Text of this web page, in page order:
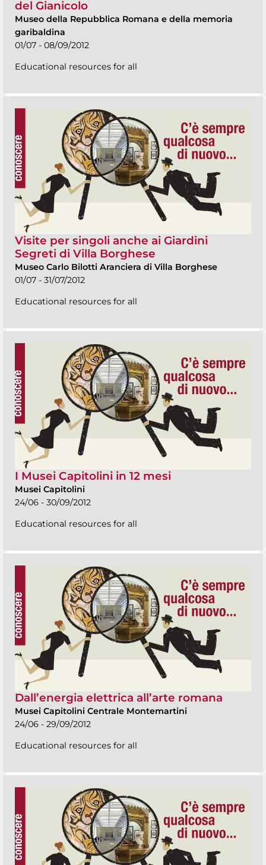
del Gianicolo
Museo della Repubblica Romana e della memoria
garibaldina
01/07 - 08/09/2012
Educational resources for all
Visite per singoli anche ai Giardini
Segreti di Villa Borghese
Museo Carlo Bilotti Aranciera di Villa Borghese
01/07 - 31/07/2012
Educational resources for all
I Musei Capitolini in 12 mesi
Musei Capitolini
24/06 - 30/09/2012
Educational resources for all
Dall’energia elettrica all’arte romana
Musei Capitolini Centrale Montemartini
24/06 - 29/09/2012
Educational resources for all